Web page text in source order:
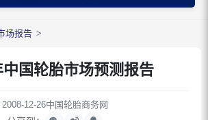
场报告
国轮胎市场预测报告
2008-12-26中国轮胎商务网